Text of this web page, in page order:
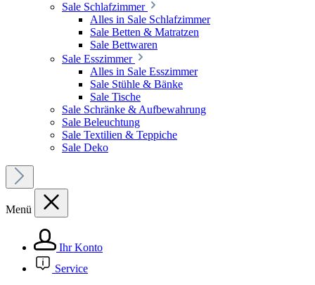
Sale Schlafzimmer
Alles in Sale Schlafzimmer
Sale Betten & Matratzen
Sale Bettwaren
Sale Esszimmer
Alles in Sale Esszimmer
Sale Stühle & Bänke
Sale Tische
Sale Schränke & Aufbewahrung
Sale Beleuchtung
Sale Textilien & Teppiche
Sale Deko
Menü
Ihr Konto
Service